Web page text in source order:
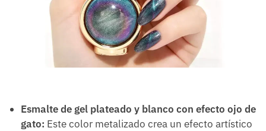
Esmalte de gel plateado y blanco con efecto ojo de
gato: Este color metalizado crea un efecto artístico